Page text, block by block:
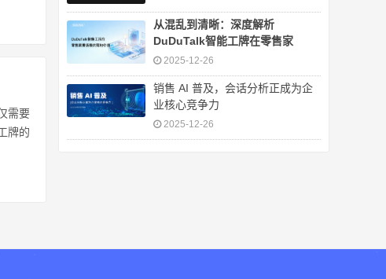
需要
牌的
从混乱到清晰：深度解析
DuDuTalk智能工牌在零售家
2025-12-26
销售 AI 普及，会话分析正成为企
业核心竞争力
2025-12-26